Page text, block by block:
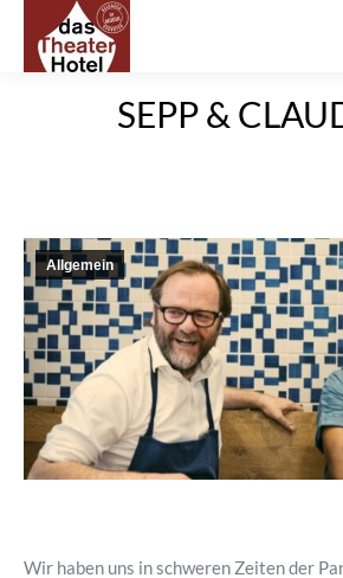
SEPP &
Allgemein
Wir haben uns in schweren Zeiten der